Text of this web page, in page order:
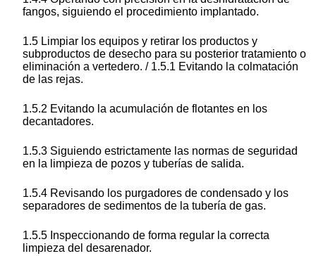
fangos, siguiendo el procedimiento implantado.
1.5 Limpiar los equipos y retirar los productos y
subproductos de desecho para su posterior tratamiento o
eliminación a vertedero. / 1.5.1 Evitando la colmatación
de las rejas.
1.5.2 Evitando la acumulación de flotantes en los
decantadores.
1.5.3 Siguiendo estrictamente las normas de seguridad
en la limpieza de pozos y tuberías de salida.
1.5.4 Revisando los purgadores de condensado y los
separadores de sedimentos de la tubería de gas.
1.5.5 Inspeccionando de forma regular la correcta
limpieza del desarenador.